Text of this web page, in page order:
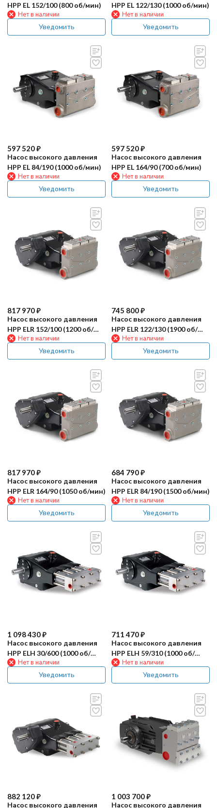
HPP EL 152/100 (800 об/мин)
Нет в наличии
Уведомить
HPP EL 122/130 (1000 об/мин)
Нет в наличии
Уведомить
597 520₽
Насос высокого давления
HPP EL 84/190 (1000 об/мин)
Нет в наличии
Уведомить
597 520₽
Насос высокого давления
HPP EL 164/90 (700 об/мин)
Нет в наличии
Уведомить
817 970₽
Насос высокого давления
HPP ELR 152/100 (1200 об/
мин)Нет в наличии
Уведомить
745 800₽
Насос высокого давления
HPP ELR 122/130 (1900 об/
мин)Нет в наличии
Уведомить
817 970₽
Насос высокого давления
HPP ELR 164/90 (1050 об/мин)
Нет в наличии
Уведомить
684 790₽
Насос высокого давления
HPP ELR 84/190 (1500 об/мин)
Нет в наличии
Уведомить
1 098 430₽
Насос высокого давления
HPP ELH 30/600 (1000 об/
мин)Нет в наличии
Уведомить
711 470₽
Насос высокого давления
HPP ELH 59/310 (1000 об/
мин)Нет в наличии
Уведомить
882 120₽
Насос высокого давления
1 003 700₽
Насос высокого давления